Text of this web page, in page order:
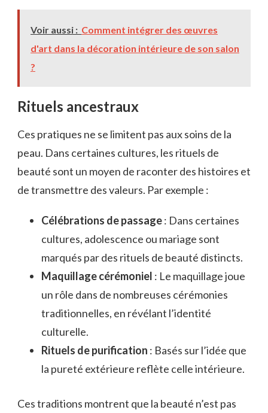
Voir aussi : Comment intégrer des œuvres
d'art dans la décoration intérieure de son salon
?
Rituels ancestraux
Ces pratiques ne se limitent pas aux soins de la
peau. Dans certaines cultures, les rituels de
beauté sont un moyen de raconter des histoires et
de transmettre des valeurs. Par exemple :
Célébrations de passage: Dans certaines
cultures, adolescence ou mariage sont
marqués par des rituels de beauté distincts.
Maquillage cérémoniel : Le maquillage joue
un rôle dans de nombreuses cérémonies
traditionnelles, en révélant l’identité
culturelle.
Rituels de purification : Basés sur l’idée que
la pureté extérieure reflète celle intérieure.
Ces traditions montrent que la beauté n’est pas